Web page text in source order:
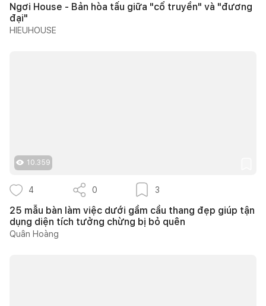
Ngơi House - Bản hòa tấu giữa "cổ truyền" và "đương
đại"
HIEUHOUSE
10.359
4 0 3
25 mẫu bàn làm việc dưới gầm cầu thang đẹp giúp tận
dụng diện tích tưởng chừng bị bỏ quên
Quân Hoàng